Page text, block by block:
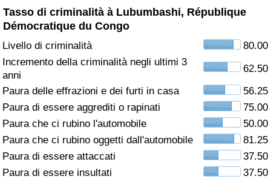
Tasso di criminalità à Lubumbashi, République
Démocratique du Congo
Livello di criminalità
80.00
Incremento della criminalità negli ultimi 3
anni
62.50
Paura delle effrazioni e dei furti in casa
56.25
Paura di essere aggrediti o rapinati
75.00
Paura che ci rubino l'automobile
50.00
Paura che ci rubino oggetti dall'automobile
81.25
Paura di essere attaccati
37.50
Paura di essere insultati
37.50
Indice del Tasso di Criminalità (Corrente)
Indice della Criminalità
Indice di criminalità per paese
Assistenza Sanitaria
Indice dell’Assistenza Sanitaria (Corrente)